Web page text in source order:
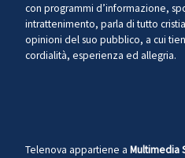
con programmi d’informazione,
intrattenimento, parla di tutto
opinioni del suo pubblico, a cui
cordialità, esperienza ed allegria.
Telenova appartiene a Multimedia